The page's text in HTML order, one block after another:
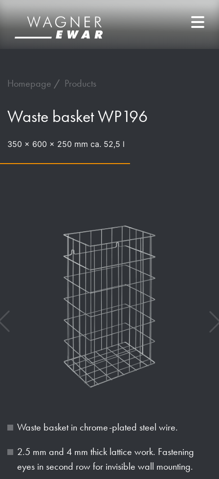
Homepage Products
Waste basket WP196
350 x 600 x 250 mm ca. 52,5 l
Waste basket in chrome-plated steel wire.
2.5 mm and 4 mm thick lattice work. Fastening
eyes in second row for invisible wall mounting.